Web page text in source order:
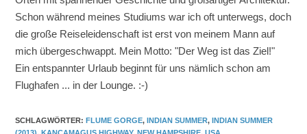
Schon während meines Studiums war ich oft unterwegs, doch
die große Reiseleidenschaft ist erst von meinem Mann auf
mich übergeschwappt. Mein Motto: "Der Weg ist das Ziel!"
Ein entspannter Urlaub beginnt für uns nämlich schon am
Flughafen ... in der Lounge. :-)
SCHLAGWÖRTER:FLUME GORGE, INDIAN SUMMER, INDIAN SUMMER
(2013), KANCAMAGUS HIGHWAY, NEW HAMPSHIRE, USA